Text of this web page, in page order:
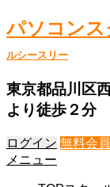
パソコンス
ルシースリー
東京都品川区
より徒歩２分
ログイン 無料会
メニュー